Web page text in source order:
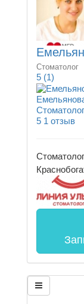
Стоматолог
5 (1)
Стоматолог
5 1 отзыв